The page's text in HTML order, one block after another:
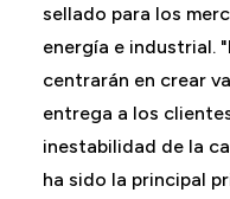
sellado para los
energía e industrial.
centrarán en crear
entrega a los
inestabilidad de la
ha sido la principal